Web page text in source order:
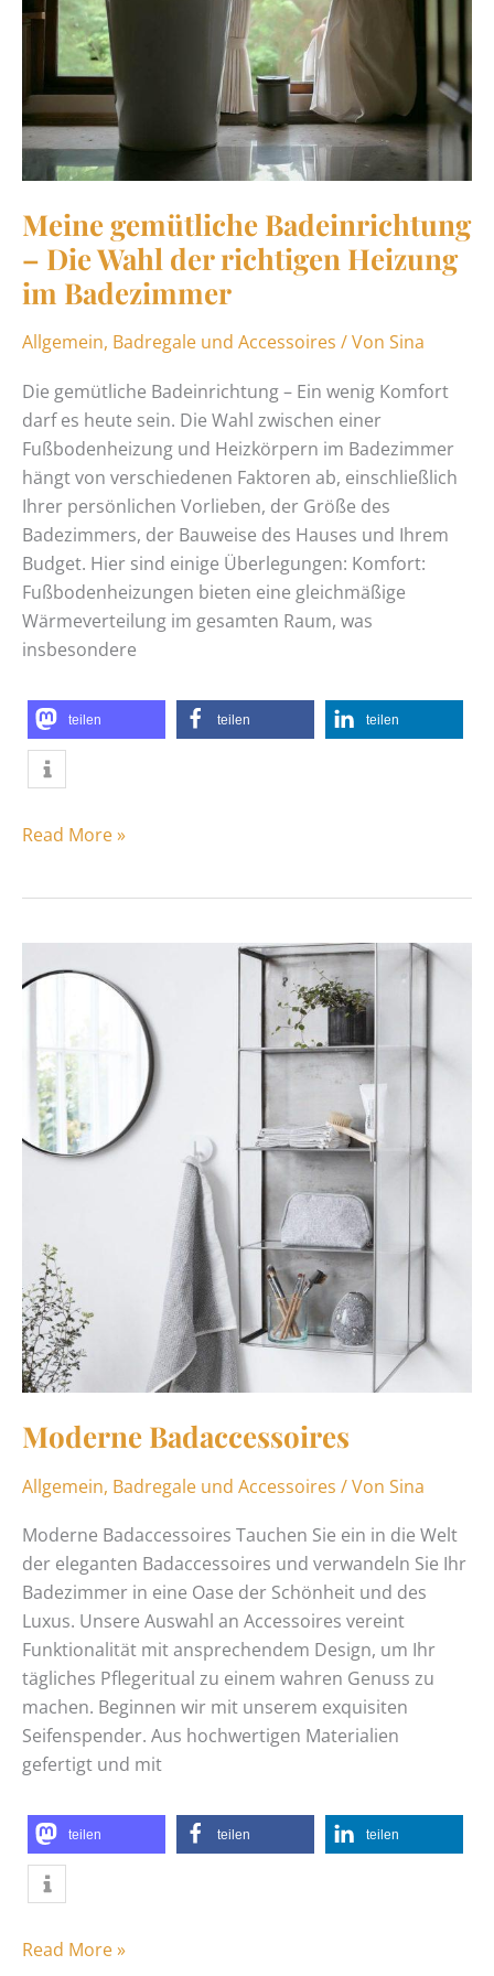
Meine gemütliche Badeinrichtung
– Die Wahl der richtigen Heizung
im Badezimmer
Allgemein, Badregale und Accessoires / Von Sina
Die gemütliche Badeinrichtung – Ein wenig Komfort
darf es heute sein. Die Wahl zwischen einer
Fußbodenheizung und Heizkörpern im Badezimmer
hängt von verschiedenen Faktoren ab, einschließlich
Ihrer persönlichen Vorlieben, der Größe des
Badezimmers, der Bauweise des Hauses und Ihrem
Budget. Hier sind einige Überlegungen: Komfort:
Fußbodenheizungen bieten eine gleichmäßige
Wärmeverteilung im gesamten Raum, was
insbesondere
teilen teilen teilen
Badezimmer
Read More »
Moderne Badaccessoires
Allgemein, Badregale und Accessoires / Von Sina
Moderne Badaccessoires Tauchen Sie ein in die Welt
der eleganten Badaccessoires und verwandeln Sie Ihr
Badezimmer in eine Oase der Schönheit und des
Luxus. Unsere Auswahl an Accessoires vereint
Funktionalität mit ansprechendem Design, um Ihr
tägliches Pflegeritual zu einem wahren Genuss zu
machen. Beginnen wir mit unserem exquisiten
Seifenspender. Aus hochwertigen Materialien
gefertigt und mit
teilen teilen teilen
Badaccessoires
Read More »